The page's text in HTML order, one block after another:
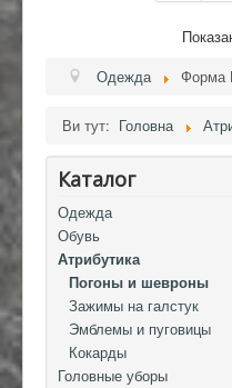
Одежда
Форма
Ви тут: Головна
Каталог
Одежда
Обувь
Атрибутика
Погоны и шевроны
Зажимы на галстук
Эмблемы и пуговицы
Кокарды
Головные уборы